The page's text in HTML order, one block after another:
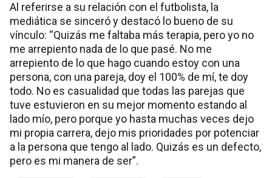
Al referirse a su relación con el futbolista, la
mediática se sinceró y destacó lo bueno de su
vínculo: “Quizás me faltaba más terapia, pero yo no
me arrepiento nada de lo que pasé. No me
arrepiento de lo que hago cuando estoy con una
persona, con una pareja, doy el 100% de mí, te doy
todo. No es casualidad que todas las parejas que
tuve estuvieron en su mejor momento estando al
lado mío, pero porque yo hasta muchas veces dejo
mi propia carrera, dejo mis prioridades por potenciar
a la persona que tengo al lado. Quizás es un defecto,
pero es mi manera de ser”.